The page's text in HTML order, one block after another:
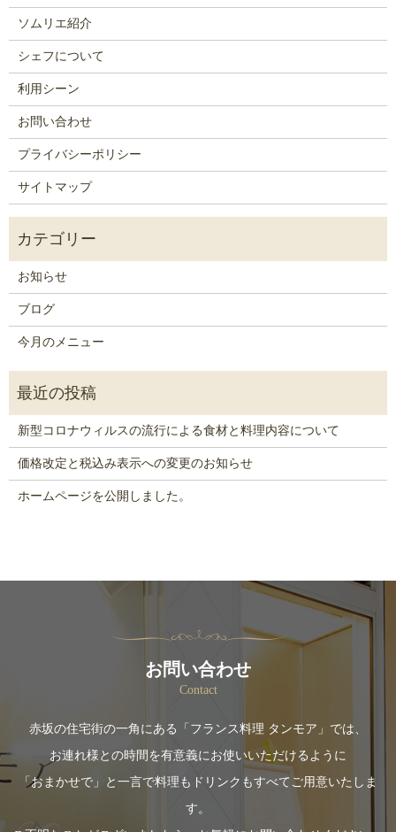
ソムリエ紹介
シェフについて
利用シーン
お問い合わせ
プライバシーポリシー
サイトマップ
お知らせ
ブログ
今月のメニュー
新型コロナウィルスの流行による食材と料理内容について
価格改定と税込み表示への変更のお知らせ
ホームページを公開しました。
お問い合わせ
Contact
赤坂の住宅街の一角にある「フランス料理 タンモア」では、
お連れ様との時間を有意義にお使いいただけるように
「おまかせで」と一言で料理もドリンクもすべてご用意いたしま
す。